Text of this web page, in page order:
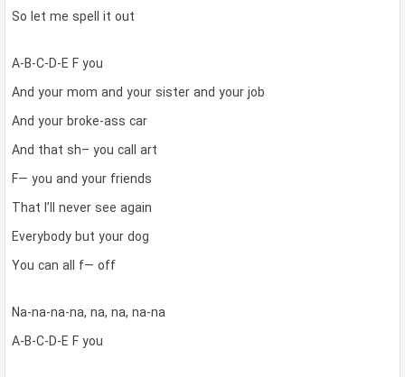
So let me spell it out
A-B-C-D-E F you
And your mom and your sister and your job
And your broke-ass car
And that sh– you call art
F— you and your friends
That I’ll never see again
Everybody but your dog
You can all f— off
Na-na-na-na, na, na, na-na
A-B-C-D-E F you